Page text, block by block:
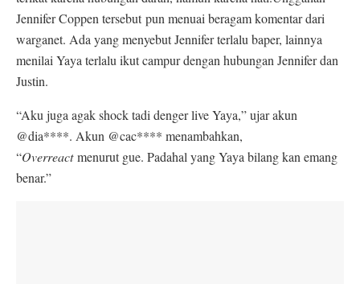
Jennifer Coppen tersebut pun menuai beragam komentar dari
warganet. Ada yang menyebut Jennifer terlalu baper, lainnya
menilai Yaya terlalu ikut campur dengan hubungan Jennifer dan
Justin.
“Aku juga agak shock tadi denger live Yaya,” ujar akun
@dia****. Akun @cac**** menambahkan,
“Overreactmenurut gue. Padahal yang Yaya bilang kan emang
benar.”